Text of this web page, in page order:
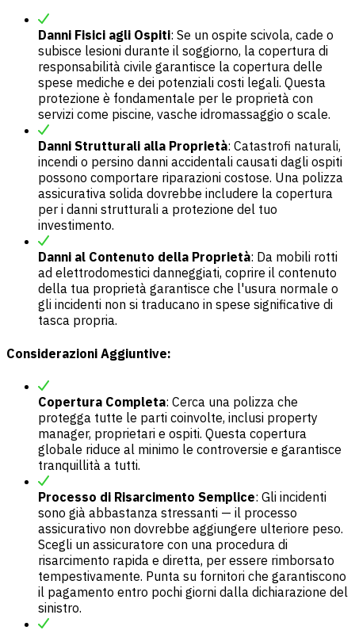
Danni Fisici agli Ospiti: Se un ospite scivola, cade o
subisce lesioni durante il soggiorno, la copertura di
responsabilità civile garantisce la copertura delle
spese mediche e dei potenziali costi legali. Questa
protezione è fondamentale per le proprietà con
servizi come piscine, vasche idromassaggio o scale.
Danni Strutturali alla Proprietà: Catastrofi naturali,
incendi o persino danni accidentali causati dagli ospiti
possono comportare riparazioni costose. Una polizza
assicurativa solida dovrebbe includere la copertura
per i danni strutturali a protezione del tuo
investimento.
Danni al Contenuto della Proprietà: Da mobili rotti
ad elettrodomestici danneggiati, coprire il contenuto
della tua proprietà garantisce che l'usura normale o
gli incidenti non si traducano in spese significative di
tasca propria.
Considerazioni Aggiuntive:
Copertura Completa: Cerca una polizza che
protegga tutte le parti coinvolte, inclusi property
manager, proprietari e ospiti. Questa copertura
globale riduce al minimo le controversie e garantisce
tranquillità a tutti.
Processo di Risarcimento Semplice: Gli incidenti
sono già abbastanza stressanti — il processo
assicurativo non dovrebbe aggiungere ulteriore peso.
Scegli un assicuratore con una procedura di
risarcimento rapida e diretta, per essere rimborsato
tempestivamente. Punta su fornitori che garantiscono
il pagamento entro pochi giorni dalla dichiarazione del
sinistro.